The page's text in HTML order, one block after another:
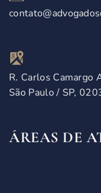
R. Carlos Camargo
São Paulo / SP,
ÁREAS DE